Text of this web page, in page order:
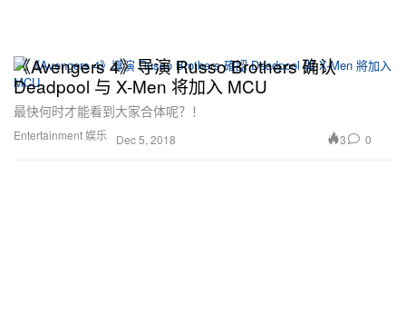
Entertainment 娱乐
《Avengers 4》导演 Russo Brothers 确认
Deadpool 与 X-Men 将加入 MCU
最快何时才能看到大家合体呢？！
Dec 5, 2018 3 0